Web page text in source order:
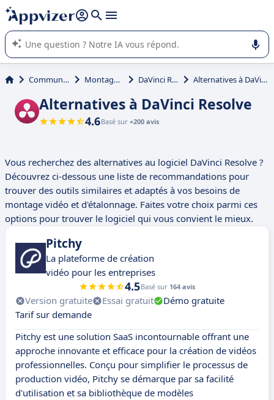
répondre (plusieurs lignes avec
L'IA de Appvizer vous guide dans l'utilisation ou la sélection de
logiciel SaaS en entreprise.
Communication Montage video DaVinci Resolve Alternatives à DaVinci Resolve
Alternatives à DaVinci Resolve
4.6Basé sur +200 avis
Vous recherchez des alternatives au logiciel DaVinci Resolve ?
Découvrez ci-dessous une liste de recommandations pour
trouver des outils similaires et adaptés à vos besoins de
montage vidéo et d'étalonnage. Faites votre choix parmi ces
options pour trouver le logiciel qui vous convient le mieux.
Pitchy
La plateforme de création
vidéo pour les entreprises
4.5Basé sur 164 avis
Version gratuite Essai gratuit
Démo gratuite
Tarif sur demande
Pitchy est une solution SaaS incontournable offrant une
approche innovante et efficace pour la création de vidéos
professionnelles. Conçu pour simplifier le processus de
production vidéo, Pitchy se démarque par sa facilité
d'utilisation et sa bibliothèque de modèles